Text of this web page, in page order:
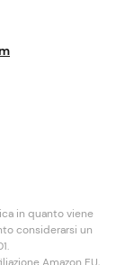
in quanto viene
considerarsi un